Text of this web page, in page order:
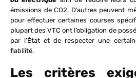
émissions de CO2. D’autres peuvent
pour effectuer certaines courses
plupart des VTC ont l’obligation de
par l’État et de respecter une
fiabilité.
Les critères